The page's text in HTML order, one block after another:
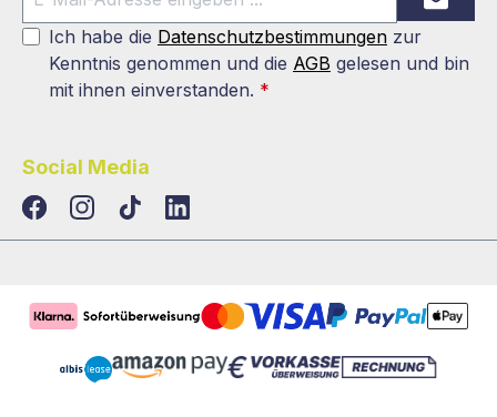
Ich habe die Datenschutzbestimmungen zur
Kenntnis genommen und die AGB gelesen und bin
mit ihnen einverstanden. *
Social Media
TikTokLinkedIn